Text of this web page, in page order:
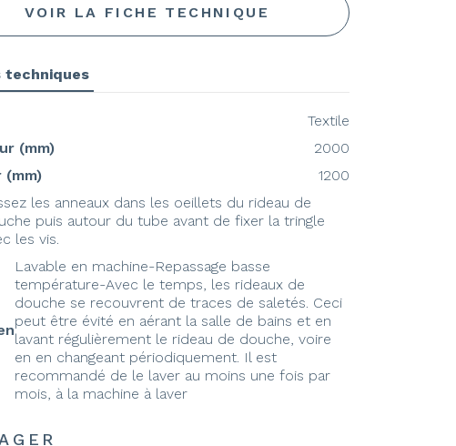
VOIR LA FICHE TECHNIQUE
techniques
Textile
(mm)
2000
(mm)
1200
les anneaux dans les oeillets du rideau de
puis autour du tube avant de fixer la tringle
les vis.
Lavable en machine-Repassage basse
température-Avec le temps, les rideaux de
douche se recouvrent de traces de saletés. Ceci
peut être évité en aérant la salle de bains et en
lavant régulièrement le rideau de douche, voire
en en changeant périodiquement. Il est
recommandé de le laver au moins une fois par
mois, à la machine à laver